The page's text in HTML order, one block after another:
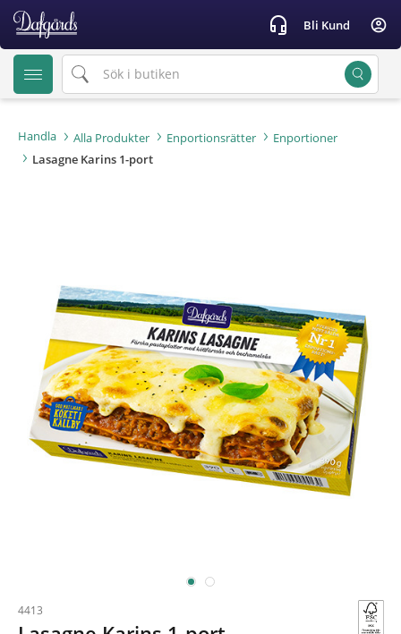
text.skipToContent
text.skipToNavigation
headset_mic Bli Kund account_circle
Handla Alla Produkter Enportionsrätter
Enportioner
Lasagne Karins 1-port
4413